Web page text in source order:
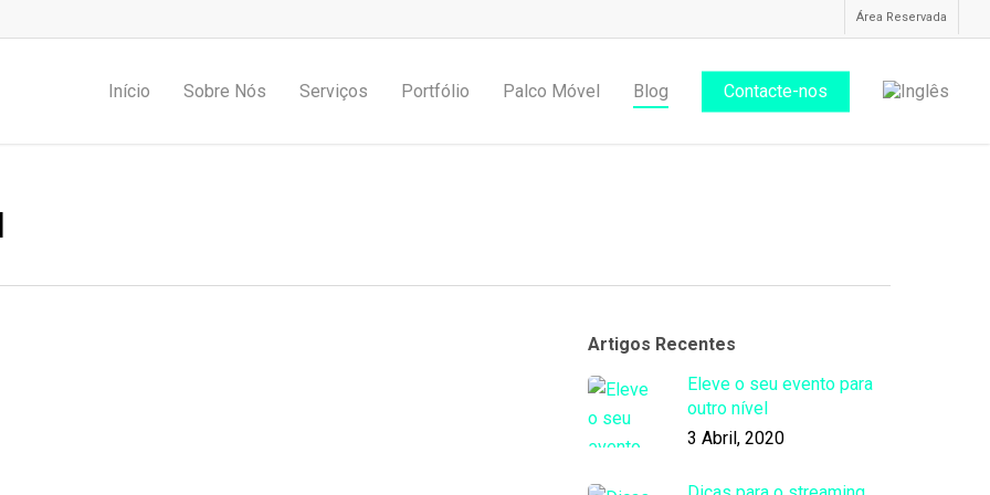
Área Reservada
Início Sobre Nós Serviços Portfólio Palco Móvel Blog Contacte-nos
Artigos Recentes
Eleve o seu evento para
outro nível
3 Abril, 2020